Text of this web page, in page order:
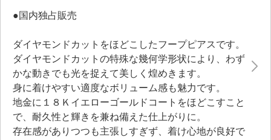
●国内独占販売
ダイヤモンドカットをほどこしたフープピアスです。
ダイヤモンドカットの特殊な幾何学形状により、わず
かな動きでも光を捉えて美しく煌めきます。
身に着けやすい適度なボリューム感も魅力です。
地金に１８Ｋイエローゴールドコートをほどこすこと
で、耐久性と輝きを兼ね備えた仕上がりに。
存在感がありつつも主張しすぎず、着け心地が良好で